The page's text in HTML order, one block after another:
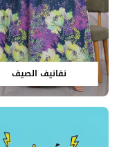
نفانيف الصيف